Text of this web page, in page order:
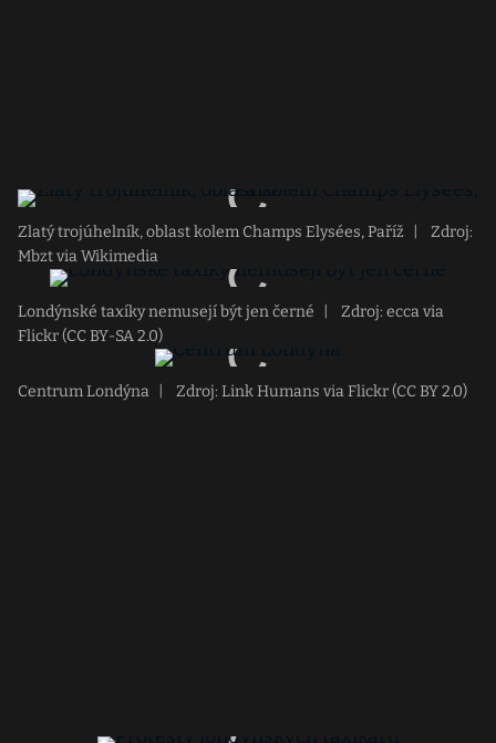
Zlatý trojúhelník, oblast kolem Champs Elysées, Paříž
Zdroj:
Mbzt via Wikimedia
Londýnské taxíky nemusejí být jen černé
Zdroj: ecca via
Flickr (CC BY-SA 2.0)
Centrum Londýna Zdroj: Link Humans via Flickr (CC BY 2.0)